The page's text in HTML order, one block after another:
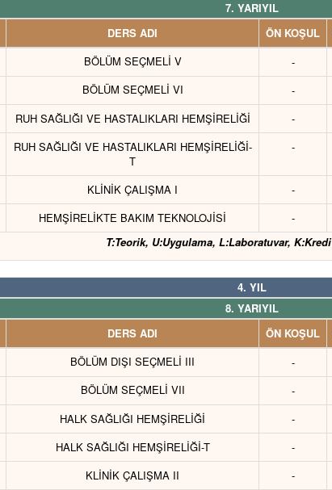
7. YARIYIL
DERS ADI ÖN KOŞUL
BÖLÜM SEÇMELİ V -
BÖLÜM SEÇMELİ VI -
RUH SAĞLIĞI VE HASTALIKLARI HEMŞİRELİĞİ -
RUH SAĞLIĞI VE HASTALIKLARI HEMŞİRELİĞİ-
T
-
KLİNİK ÇALIŞMA I -
HEMŞİRELİKTE BAKIM TEKNOLOJİSİ -
T:Teorik, U:Uygulama, L:Laboratuvar, K:Kredi
4. YIL
8. YARIYIL
DERS ADI ÖN KOŞUL
BÖLÜM DIŞI SEÇMELİ III -
BÖLÜM SEÇMELİ VII -
HALK SAĞLIĞI HEMŞİRELİĞİ -
HALK SAĞLIĞI HEMŞİRELİĞİ-T -
KLİNİK ÇALIŞMA II -